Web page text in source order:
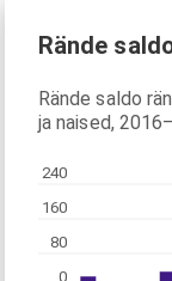
Rände
Rände saldo
ja naised,
0
80
160
240